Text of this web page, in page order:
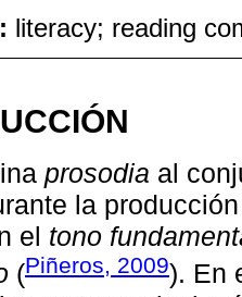
literacy; reading
prosodia al
la
el tono
(Piñeros, 2009). En